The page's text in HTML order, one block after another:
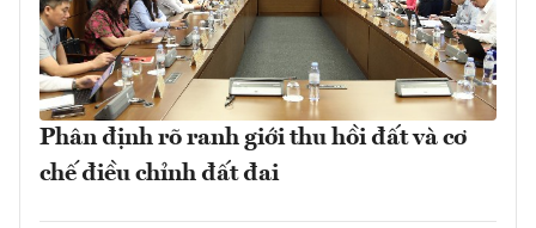
Phân định rõ ranh giới thu hồi đất và cơ
chế điều chỉnh đất đai